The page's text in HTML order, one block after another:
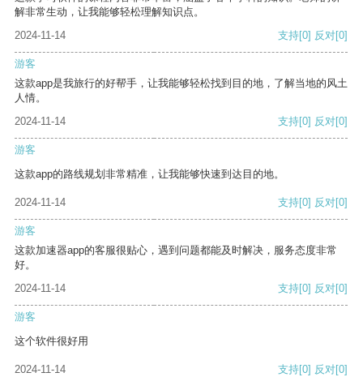
解非常生动，让我能够轻松理解知识点。
2024-11-14
支持[0] 反对[0]
游客
这款app是我旅行的好帮手，让我能够轻松找到目的地，了解当地的风土
人情。
2024-11-14
支持[0] 反对[0]
游客
这款app的路线规划非常精准，让我能够快速到达目的地。
2024-11-14 支持[0] 反对[0]
游客
这款加速器app的客服很贴心，遇到问题都能及时解决，服务态度非常
好。
2024-11-14
支持[0] 反对[0]
游客
这个软件很好用
2024-11-14 支持[0] 反对[0]